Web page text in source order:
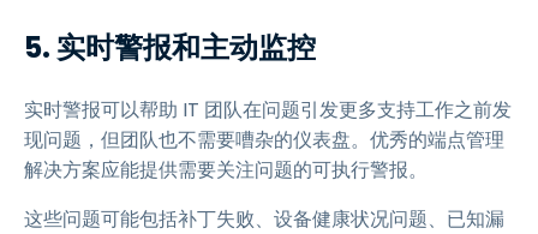
5. 实时警报和主动监控
实时警报可以帮助 IT 团队在问题引发更多支持工作之前发
现问题，但团队也不需要嘈杂的仪表盘。优秀的端点管理
解决方案应能提供需要关注问题的可执行警报。
这些问题可能包括补丁失败、设备健康状况问题、已知漏